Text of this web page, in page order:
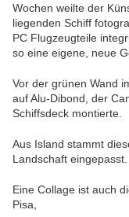
Wochen weilte der
liegenden Schiff
PC Flugzeugteile
so eine eigene, neue
Vor der grünen Wand
auf Alu-Dibond, der
Schiffsdeck montierte.
Aus Island stammt
Landschaft eingepasst.
Eine Collage ist auch
Pisa,